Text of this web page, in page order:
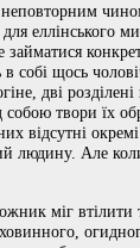
еллінського
займатися
собі щось
дві
твори їх
відсутні
людину. Але
міг